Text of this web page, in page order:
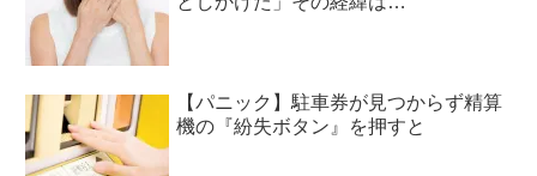
【パニック】駐車券が見つからず精算
機の『紛失ボタン』を押すと